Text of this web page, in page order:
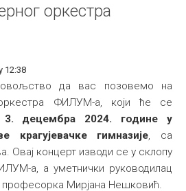
оркестра
12:38
да вас позовемо на
ФИЛУМ-а, који ће се
3. децембра 2024. године у
крагујевачке гимназије, са
Овај концерт изводи се у склопу
а, а уметнички руководилац
професорка Мирјанa Нешковић.